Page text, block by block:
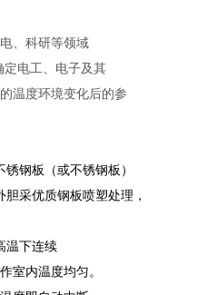
、科研等领域
定电工、电子及其
温度环境变化后的参
钢板（或不锈钢板）
采优质钢板喷塑处理，
温下连续
室内温度均匀。